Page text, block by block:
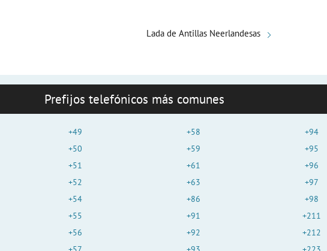
Lada de Antillas Neerlandesas
Prefijos telefónicos más comunes
+49
+50
+51
+52
+54
+55
+56
+58
+59
+61
+63
+86
+91
+92
+94
+95
+96
+97
+98
+211
+212